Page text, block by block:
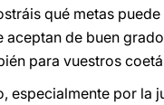
qué metas puede
aceptan de buen
para vuestros
especialmente por la